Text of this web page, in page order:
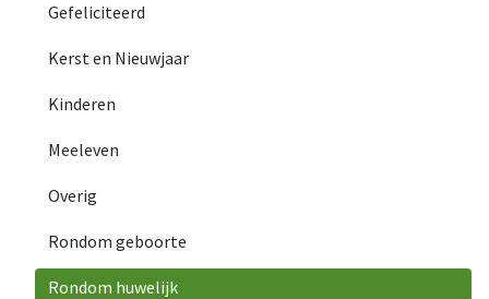
Gefeliciteerd
Kerst en Nieuwjaar
Kinderen
Meeleven
Overig
Rondom geboorte
Rondom huwelijk